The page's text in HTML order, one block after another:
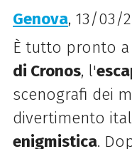
Genova, 13/03/
È tutto pronto a
di Cronos, l'
scenografi dei
divertimento
enigmistica.